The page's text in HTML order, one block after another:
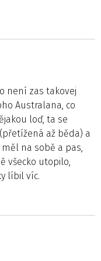
není zas takovej
Australana, co
loď, ta se
až běda) a
na sobě a pas,
všecko utopilo,
líbil víc.